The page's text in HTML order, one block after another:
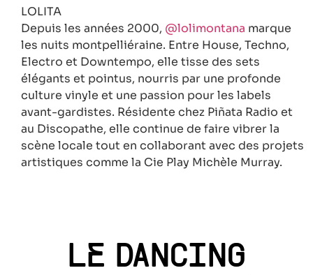
LOLITA
Depuis les années 2000, @lolimontana marque
les nuits montpelliéraine. Entre House, Techno,
Electro et Downtempo, elle tisse des sets
élégants et pointus, nourris par une profonde
culture vinyle et une passion pour les labels
avant-gardistes. Résidente chez Piñata Radio et
au Discopathe, elle continue de faire vibrer la
scène locale tout en collaborant avec des projets
artistiques comme la Cie Play Michèle Murray.
LE DANCING